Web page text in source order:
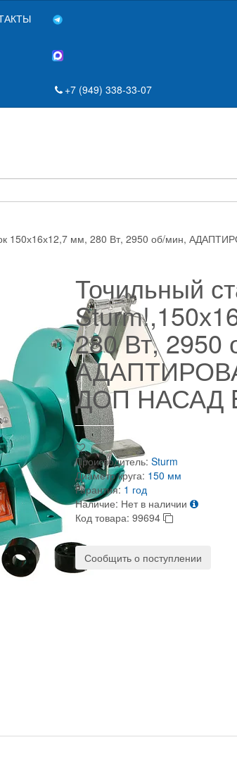
+7 (949) 338-33-07
150х16х12,7 мм, 280 Вт, 2950 об/мин,
Точильный
280 Вт, 2950
ДОП НАСАД
Производитель: Sturm
Диаметр круга: 150 мм
Гарантия: 1 год
Наличие: Нет в наличии
Код товара: 99694
Сообщить о поступлении